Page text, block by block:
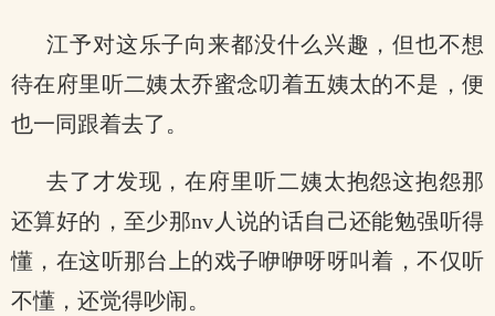
江予对这乐子向来都没什么兴趣，但也不想
待在府里听二姨太乔蜜念叨着五姨太的不是，便
也一同跟着去了。
去了才发现，在府里听二姨太抱怨这抱怨那
还算好的，至少那nv人说的话自己还能勉强听得
懂，在这听那台上的戏子咿咿呀呀叫着，不仅听
不懂，还觉得吵闹。